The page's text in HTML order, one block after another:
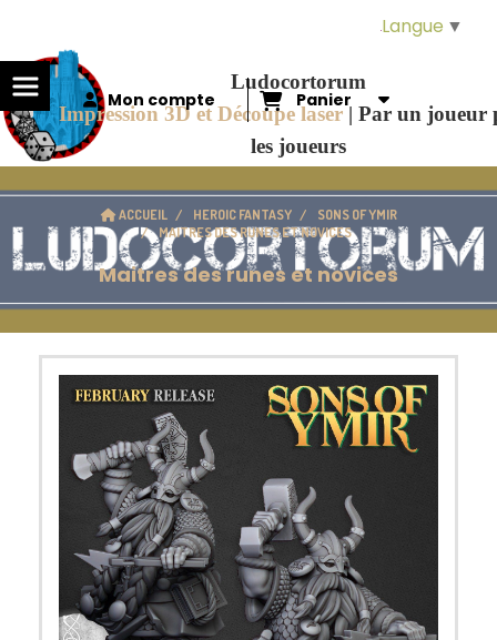
Ludocortorum
Impression 3D et Découpe laser |Par un joueur
les joueurs
Mon compte Panier
ACCUEIL HEROIC FANTASY
SONS OF YMIR
MAITRES DES RUNES ET NOVICES
Maitres des runes et novices
Langue ▼